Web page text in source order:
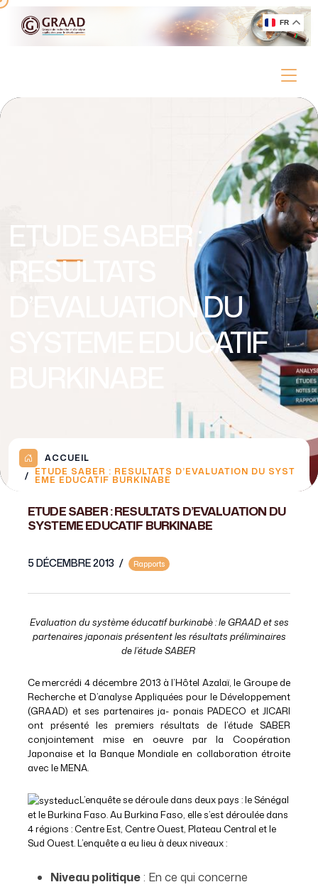
ETUDE SABER :
RESULTATS
D’EVALUATION DU
SYSTEME EDUCATIF
ACCUEIL
ETUDE SABER : RESULTATS D’EVALUATION DU SYST
EME EDUCATIF BURKINABE
ETUDE SABER : RESULTATS D’EVALUATION DU
SYSTEME EDUCATIF BURKINABE
5 DÉCEMBRE 2013 / Rapports
Evaluation du système éducatif burkinabè : le GRAAD et ses
partenaires japonais présentent les résultats préliminaires
de l’étude SABER
Ce mercrédi 4 décembre 2013 à l’Hôtel Azalaï, le Groupe de
Recherche et D’analyse Appliquées pour le Développement
(GRAAD) et ses partenaires ja- ponais PADECO et JICARI
ont présenté les premiers résultats de l’étude SABER
conjointement mise en oeuvre par la Coopération
Japonaise et la Banque Mondiale en collaboration étroite
avec le MENA.
L’enquête se déroule dans deux pays : le Sénégal
et le Burkina Faso. Au Burkina Faso, elle s’est déroulée dans
4 régions : Centre Est, Centre Ouest, Plateau Central et le
Sud Ouest. L’enquête a eu lieu à deux niveaux :
Niveau politique: En ce qui concerne
FR